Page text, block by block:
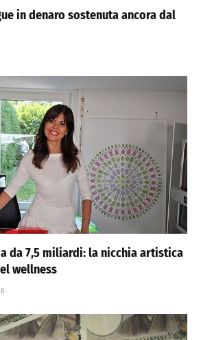
in denaro sostenuta ancora dal
da 7,5 miliardi: la nicchia artistica
wellness